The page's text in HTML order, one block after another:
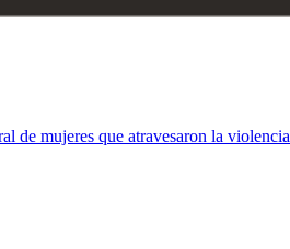
de mujeres que atravesaron la violencia